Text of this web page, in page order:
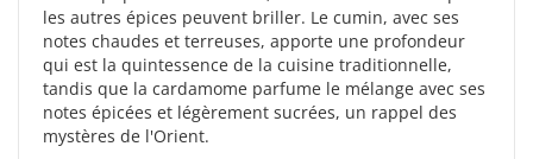
les autres épices peuvent briller. Le cumin, avec ses
notes chaudes et terreuses, apporte une profondeur
qui est la quintessence de la cuisine traditionnelle,
tandis que la cardamome parfume le mélange avec ses
notes épicées et légèrement sucrées, un rappel des
mystères de l'Orient.